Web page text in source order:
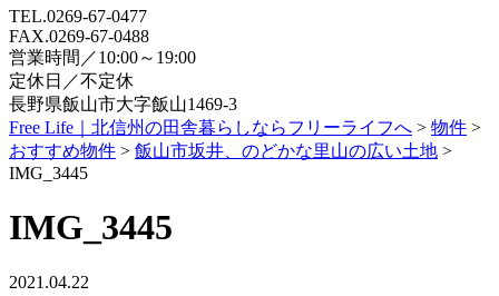
TEL.0269-67-0477
FAX.0269-67-0488
営業時間／10:00～19:00
定休日／不定休
長野県飯山市大字飯山1469-3
Free Life｜北信州の田舎暮らしならフリーライフへ > 物件 >
おすすめ物件 > 飯山市坂井、のどかな里山の広い土地 >
IMG_3445
IMG_3445
2021.04.22